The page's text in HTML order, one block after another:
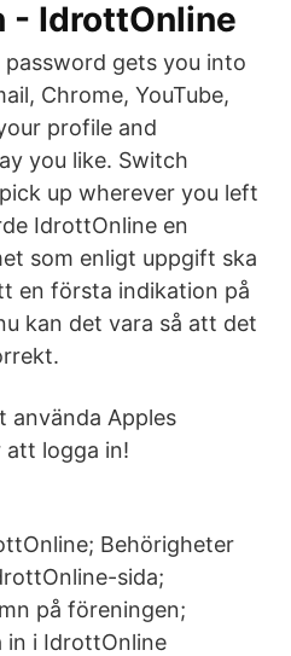
- IdrottOnline
password gets you into
Chrome, YouTube,
profile and
you like. Switch
up wherever you left
IdrottOnline en
som enligt uppgift ska
en första indikation på
kan det vara så att det
använda Apples
att logga in!
Behörigheter
sida;
på föreningen;
in i IdrottOnline